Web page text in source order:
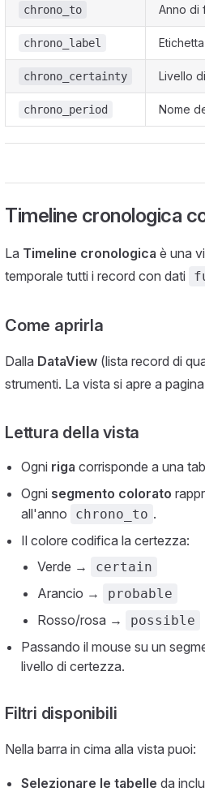
chrono_to Anno di
chrono_label
chrono_certainty Livello
chrono_period Nome
Timeline cronologica
La Timeline cronologica è una
temporale tutti i record con dati
Come aprirla
Dalla DataView (lista record di
strumenti. La vista si apre a
Lettura della vista
Ogni riga corrisponde a una
Ogni segmento colorato
all'anno chrono_to .
Il colore codifica la certezza:
Verde →
certain
Arancio → probable
Rosso/rosa → possible
Passando il mouse su un
livello di certezza.
Filtri disponibili
Nella barra in cima alla vista puoi:
Selezionare le tabelle da